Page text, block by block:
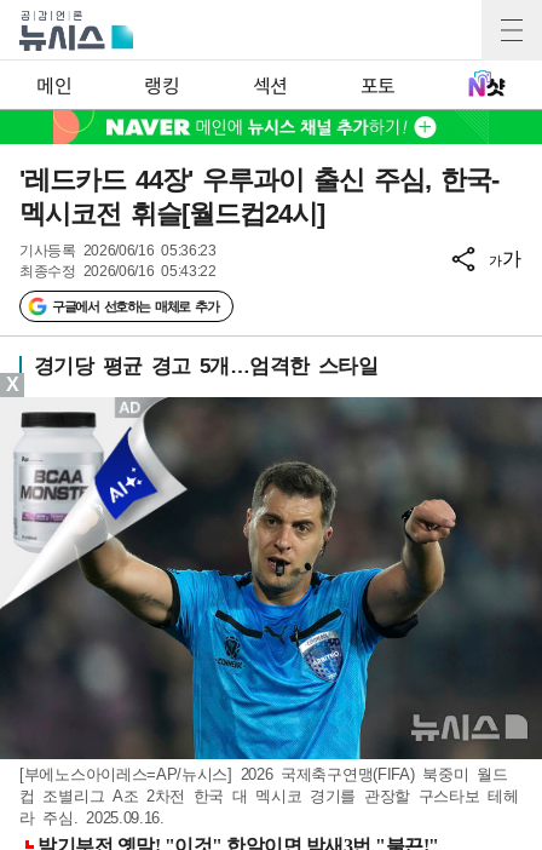
메인 랭킹 섹션 포토
'레드카드 44장' 우루과이 출신 주심, 한국-
멕시코전 휘슬[월드컵24시]
기사등록 2026/06/16 05:36:23
최종수정 2026/06/16 05:43:22
구글에서 선호하는 매체로 추가
가가
경기당 평균 경고 5개…엄격한 스타일
[부에노스아이레스=AP/뉴시스] 2026 국제축구연맹(FIFA) 북중미 월드
컵 조별리그 A조 2차전 한국 대 멕시코 경기를 관장할 구스타보 테헤
라 주심. 2025.09.16.
X